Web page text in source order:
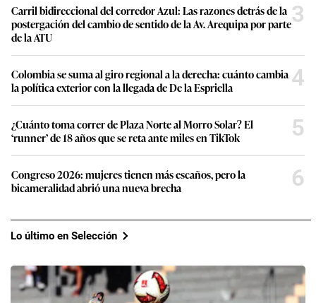
Carril bidireccional del corredor Azul: Las razones detrás de la
postergación del cambio de sentido de la Av. Arequipa por parte
de la ATU
3
Colombia se suma al giro regional a la derecha: cuánto cambia
la política exterior con la llegada de De la Espriella
4
¿Cuánto toma correr de Plaza Norte al Morro Solar? El
‘runner’ de 18 años que se reta ante miles en TikTok
5
Congreso 2026: mujeres tienen más escaños, pero la
bicameralidad abrió una nueva brecha
6
Lo último en Selección